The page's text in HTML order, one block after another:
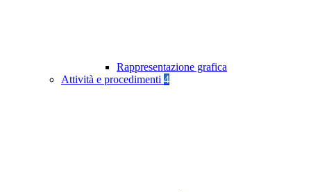
Rappresentazione grafica
Attività e procedimenti 4